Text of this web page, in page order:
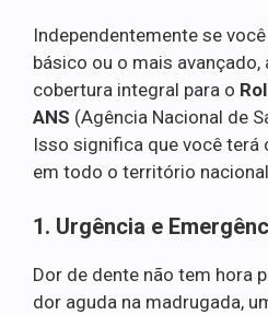
Independentemente se
básico ou o mais
cobertura integral para o
ANS (Agência Nacional de
Isso significa que você terá
em todo o território
1. Urgência e
Dor de dente não tem hora
dor aguda na madrugada,